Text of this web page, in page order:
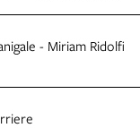
- Miriam Ridolfi